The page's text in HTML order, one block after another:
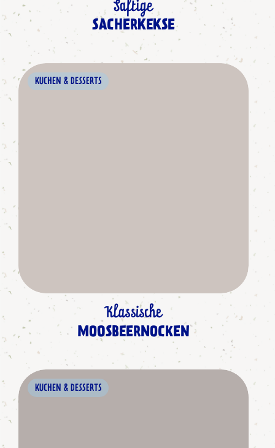
Saftige
SACHERKEKSE
KUCHEN & DESSERTS
Klassische
MOOSBEERNOCKEN
KUCHEN & DESSERTS